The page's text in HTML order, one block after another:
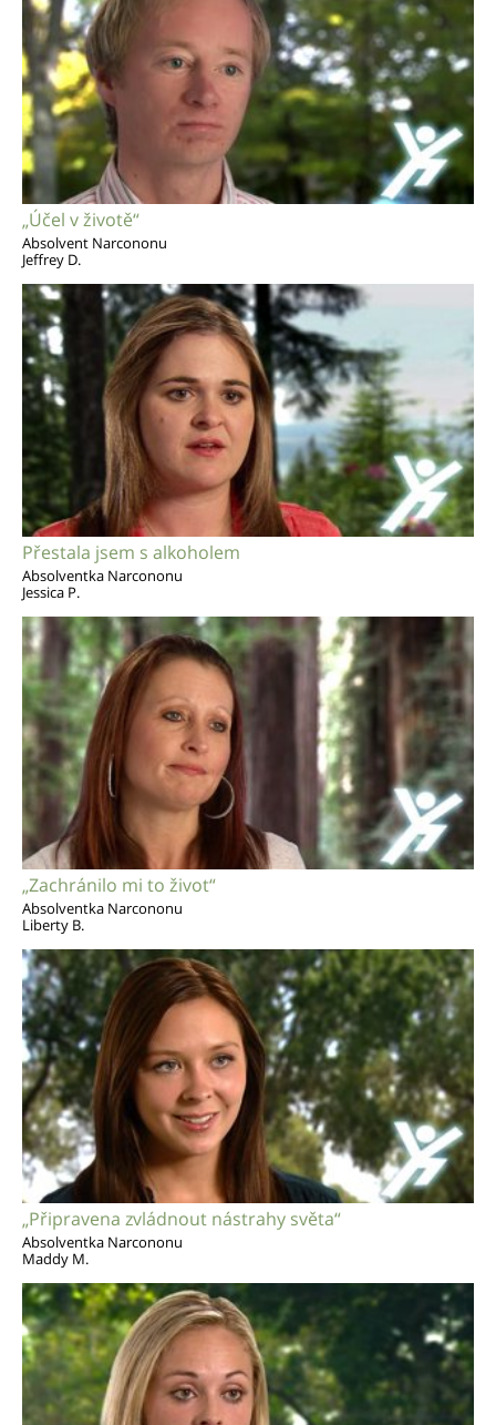
„Účel v životě“
Absolvent Narcononu
Jeffrey D.
Přestala jsem s alkoholem
Absolventka Narcononu
Jessica P.
„Zachránilo mi to život“
Absolventka Narcononu
Liberty B.
„Připravena zvládnout nástrahy světa“
Absolventka Narcononu
Maddy M.